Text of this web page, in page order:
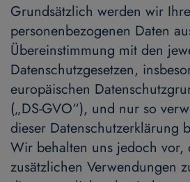
Grundsätzlich werden wir Ihre
personenbezogenen Daten
Übereinstimmung mit den
Datenschutzgesetzen,
europäischen
(„DS-GVO“), und nur so
dieser Datenschutzerklärung
Wir behalten uns jedoch vor,
zusätzlichen Verwendungen